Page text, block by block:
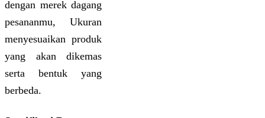
dengan merek dagang
pesananmu, Ukuran
menyesuaikan produk
yang akan dikemas
serta bentuk yang
berbeda.